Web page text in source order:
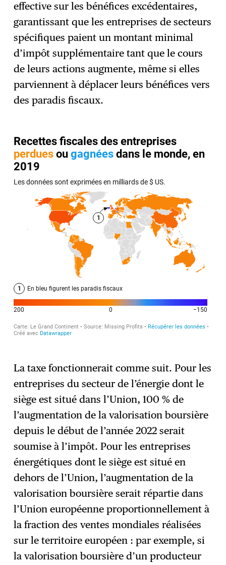
effective sur les bénéfices excédentaires,
garantissant que les entreprises de secteurs
spécifiques paient un montant minimal
d’impôt supplémentaire tant que le cours
de leurs actions augmente, même si elles
parviennent à déplacer leurs bénéfices vers
des paradis fiscaux.
La taxe fonctionnerait comme suit. Pour les
entreprises du secteur de l’énergie dont le
siège est situé dans l’Union, 100 % de
l’augmentation de la valorisation boursière
depuis le début de l’année 2022 serait
soumise à l’impôt. Pour les entreprises
énergétiques dont le siège est situé en
dehors de l’Union, l’augmentation de la
valorisation boursière serait répartie dans
l’Union européenne proportionnellement à
la fraction des ventes mondiales réalisées
sur le territoire européen : par exemple, si
la valorisation boursière d’un producteur